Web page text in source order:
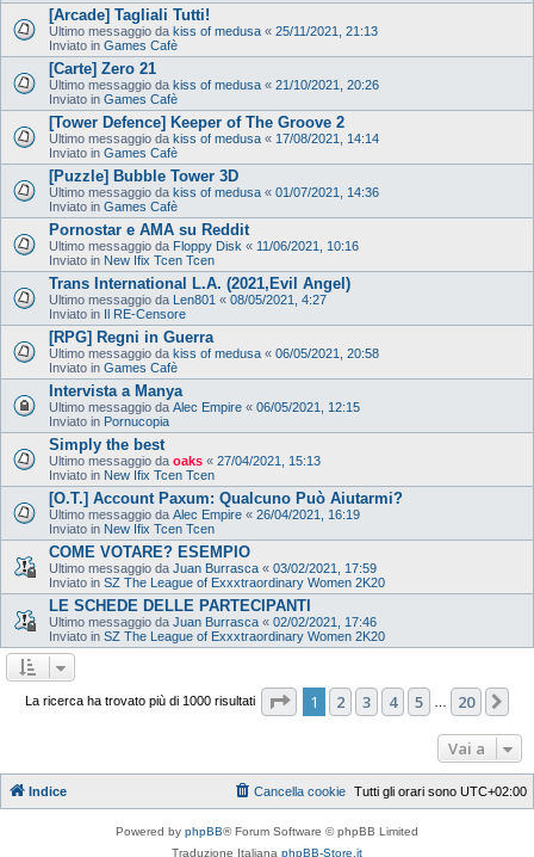
[Arcade] Tagliali Tutti!
Ultimo messaggio da kiss of medusa « 25/11/2021, 21:13
Inviato in Games Cafè
[Carte] Zero 21
Ultimo messaggio da kiss of medusa « 21/10/2021, 20:26
Inviato in Games Cafè
[Tower Defence] Keeper of The Groove 2
Ultimo messaggio da kiss of medusa « 17/08/2021, 14:14
Inviato in Games Cafè
[Puzzle] Bubble Tower 3D
Ultimo messaggio da kiss of medusa « 01/07/2021, 14:36
Inviato in Games Cafè
Pornostar e AMA su Reddit
Ultimo messaggio da Floppy Disk « 11/06/2021, 10:16
Inviato in New Ifix Tcen Tcen
Trans International L.A. (2021,Evil Angel)
Ultimo messaggio da Len801 « 08/05/2021, 4:27
Inviato in Il RE-Censore
[RPG] Regni in Guerra
Ultimo messaggio da kiss of medusa « 06/05/2021, 20:58
Inviato in Games Cafè
Intervista a Manya
Ultimo messaggio da Alec Empire « 06/05/2021, 12:15
Inviato in Pornucopia
Simply the best
Ultimo messaggio da oaks « 27/04/2021, 15:13
Inviato in New Ifix Tcen Tcen
[O.T.] Account Paxum: Qualcuno Può Aiutarmi?
Ultimo messaggio da Alec Empire « 26/04/2021, 16:19
Inviato in New Ifix Tcen Tcen
COME VOTARE? ESEMPIO
Ultimo messaggio da Juan Burrasca « 03/02/2021, 17:59
Inviato in SZ The League of Exxxtraordinary Women 2K20
LE SCHEDE DELLE PARTECIPANTI
Ultimo messaggio da Juan Burrasca « 02/02/2021, 17:46
Inviato in SZ The League of Exxxtraordinary Women 2K20
La ricerca ha trovato più di 1000 risultati Pagina di 20
1 2 3 4 5 20
Vai a
Indice Tutti gli orari sono UTC+02:00
Cancella cookie
Powered by phpBB® Forum Software © phpBB Limited
Traduzione Italiana phpBB-Store.it